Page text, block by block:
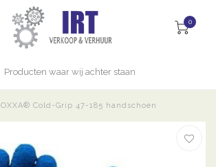
0
Producten waar wij achter staan
OXXA® Cold-Grip 47-185 handschoen